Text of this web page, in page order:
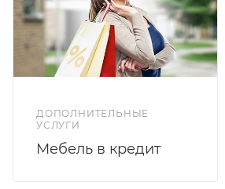
ДОПОЛНИТЕЛЬНЫЕ
УСЛУГИ
Мебель в кредит